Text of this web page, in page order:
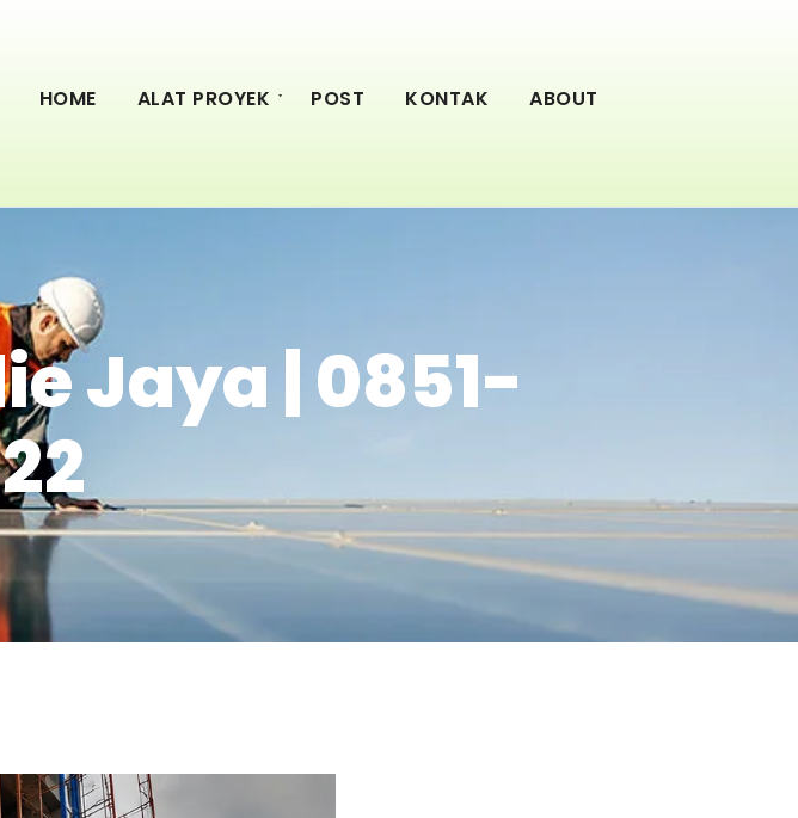
HOME ALAT PROYEK POST KONTAK ABOUT
Jaya | 0851-